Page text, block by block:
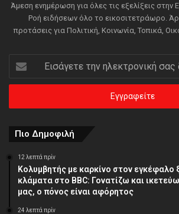
Άμεση ενημέρωση για όλες τις εξελίξεις στην
Ροή ειδήσεων όλο το εικοσιτετράωρο.
προτάσεις για Πολιτική, Κοινωνία, Τοπικά,
την
ηλεκτρονική
διεύθυνση
Πιο Δημοφιλή
12 λεπτά πρίν
Κολυμβητής με καρκίνο στον εγκέφαλο
κλάματα στο BBC: Γονατίζω και
μας, ο πόνος είναι αφόρητος
24 λεπτά πρίν